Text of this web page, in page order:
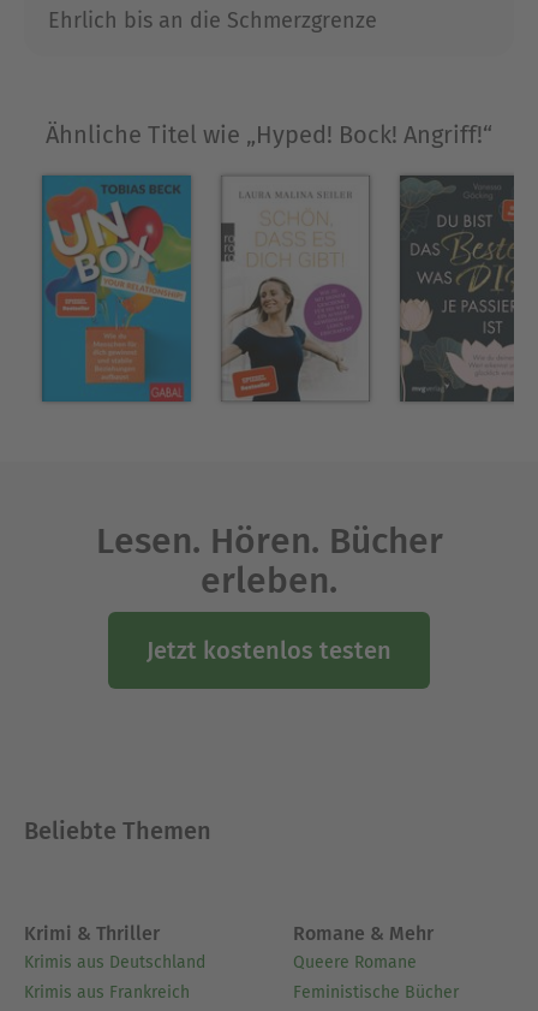
Ehrlich bis an die Schmerzgrenze
Ähnliche Titel wie „Hyped! Bock! Angriff!“
Lesen. Hören. Bücher
erleben.
Jetzt kostenlos testen
Beliebte Themen
Krimi & Thriller
Krimis aus Deutschland
Krimis aus Frankreich
Romane & Mehr
Queere Romane
Feministische Bücher